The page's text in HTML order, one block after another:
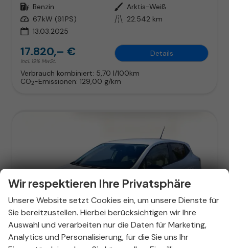
Kraftstoff Benzin Außenfarbe Arktis-Weiß
Leistung 67 kW (91 PS) Kilometerstand 22.542 km
13.03.2025
17.820,– €
incl. 19% MwSt.
Details
Verbrauch kombiniert: 5,70 l/100km
CO2-Emissionen: 129,00 g/km
ab 114,– € mtl.
Wir respektieren Ihre Privatsphäre
Unsere Website setzt Cookies ein, um unsere Dienste für
Sie bereitzustellen. Hierbei berücksichtigen wir Ihre
Auswahl und verarbeiten nur die Daten für Marketing,
Analytics und Personalisierung, für die Sie uns Ihr